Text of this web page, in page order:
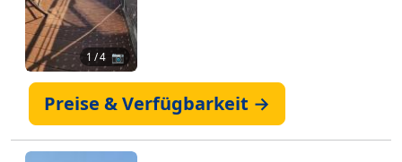
1 / 4 📷
Preise & Verfügbarkeit →